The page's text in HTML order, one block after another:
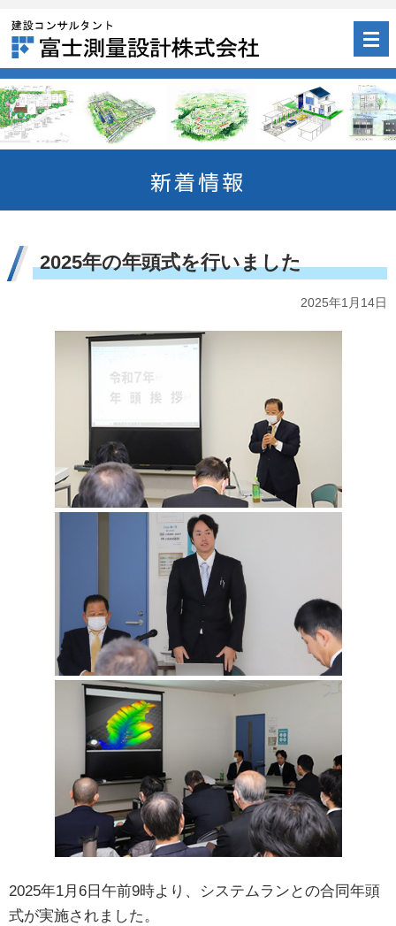
新着情報
2025年の年頭式を行いました
2025年1月14日
2025年1月6日午前9時より、システムランとの合同年頭
式が実施されました。